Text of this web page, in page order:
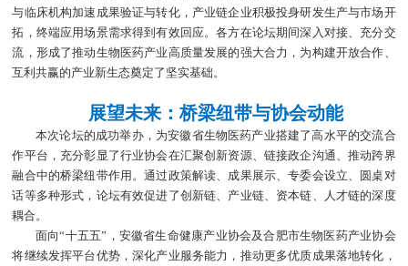
与临床机构加速成果验证与转化，产业链企业积极投身研发生产与市场开
拓，终端应用场景需求得到有效回应。各方在论坛期间深入对接、充分交
流，形成了推动生物医药产业高质量发展的强大合力，为构建开放合作、
互利共赢的产业新生态奠定了坚实基础。
展望未来：桥梁纽带与协会动能
本次论坛的成功举办，为安徽省生物医药产业搭建了高水平的交流合
作平台，充分彰显了行业协会在汇聚创新资源、链接政企沟通、推动跨界
融合中的桥梁纽带作用。通过政策解读、成果展示、专委会设立、圆桌对
话等多种形式，论坛有效促进了创新链、产业链、资本链、人才链的深度
耦合。
面向“十五五”，安徽省生命健康产业协会及合肥市生物医药产业协会
将继续发挥平台优势，深化产业服务能力，推动更多优质成果落地转化，